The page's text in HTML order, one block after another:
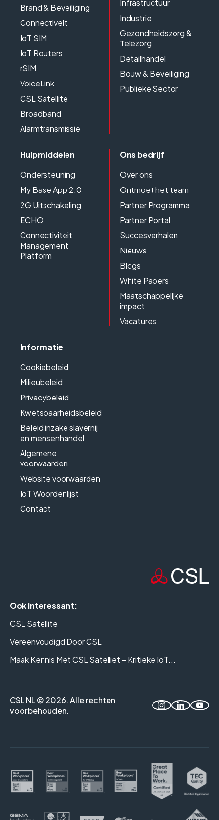
Brand & Beveiliging
Connectiveit
IoT SIM
IoT Routers
rSIM
VoiceLink
CSL Satellite
Broadband
Alarmtransmissie
Infrastructuur
Industrie
Gezondheidszorg &
Telezorg
Detailhandel
Bouw & Beveiliging
Publieke Sector
Hulpmiddelen
Ondersteuning
My Base App 2.0
2G Uitschakeling
ECHO
Connectiviteit
Management
Platform
Ons bedrijf
Over ons
Ontmoet het team
Partner Programma
Partner Portal
Succesverhalen
Nieuws
Blogs
White Papers
Maatschappelijke
impact
Vacatures
Informatie
Cookiebeleid
Milieubeleid
Privacybeleid
Kwetsbaarheidsbeleid
Beleid inzake slavernij
en mensenhandel
Algemene
voorwaarden
Website voorwaarden
IoT Woordenlijst
Contact
Ook interessant:
CSL Satellite
Vereenvoudigd Door CSL
Maak Kennis Met CSL Satelliet – Kritieke IoT...
CSL NL © 2026. Alle rechten
voorbehouden.